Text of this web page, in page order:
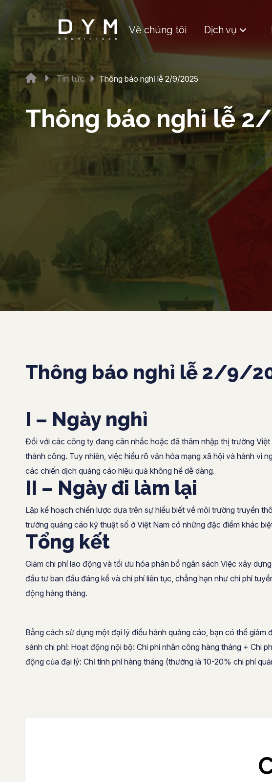
Về chúng tôi Dịch vụ
Tin tức Thông báo nghỉ lễ 2/9/2025
Thông báo nghỉ lễ
Thông báo nghỉ lễ 2/9/
I – Ngày nghỉ
Đối với các công ty đang cân nhắc hoặc đã thâm nhập thị trường
thành công. Tuy nhiên, việc hiểu rõ văn hóa mạng xã hội và hành vi
các chiến dịch quảng cáo hiệu quả không hề dễ dàng.
II – Ngày đi làm lại
Lập kế hoạch chiến lược dựa trên sự hiểu biết về môi trường truyền
trường quảng cáo kỹ thuật số ở Việt Nam có những đặc điểm khác
Tổng kết
Giảm chi phí lao động và tối ưu hóa phân bổ ngân sách Việc xây
đầu tư ban đầu đáng kể và chi phí liên tục, chẳng hạn như chi phí
động hàng tháng.
Bằng cách sử dụng một đại lý điều hành quảng cáo, bạn có thể giảm
sánh chi phí: Hoạt động nội bộ: Chi phí nhân công hàng tháng + Chi
động của đại lý: Chỉ tính phí hàng tháng (thường là 10-20% chi phí